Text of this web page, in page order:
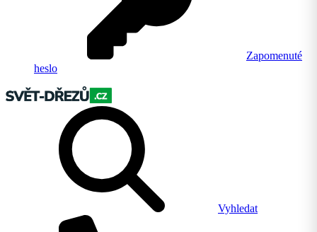
Zapomenuté
heslo
Vyhledat